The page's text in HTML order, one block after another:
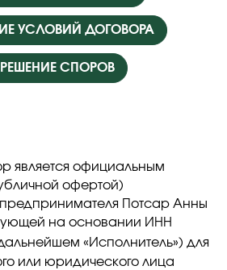
УСЛОВИЙ ДОГОВОРА
СПОРОВ
является официальным
офертой)
Потсар Анны
на основании ИНН
«Исполнитель») для
или юридического лица